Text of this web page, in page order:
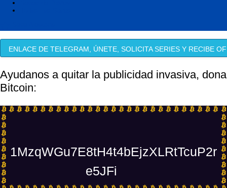
ENLACE DE TELEGRAM, ÚNETE, SOLICITA SERIES Y RECIBE
Ayudanos a quitar la publicidad invasiva, dona
Bitcoin:
1MzqWGu7E8tH4t4bEjzXLRtTcuP2r
e5JFi